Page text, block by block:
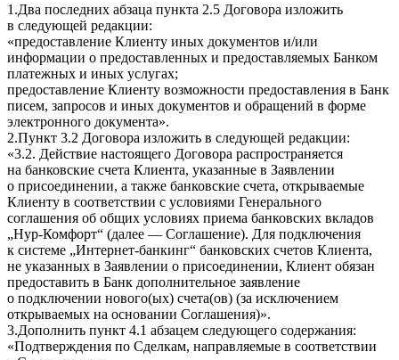
1.Два последних абзаца пункта 2.5 Договора изложить
в следующей редакции:
«предоставление Клиенту иных документов и/или
информации о предоставленных и предоставляемых Банком
платежных и иных услугах;
предоставление Клиенту возможности предоставления в Банк
писем, запросов и иных документов и обращений в форме
электронного документа».
2.Пункт 3.2 Договора изложить в следующей редакции:
«3.2. Действие настоящего Договора распространяется
на банковские счета Клиента, указанные в Заявлении
о присоединении, а также банковские счета, открываемые
Клиенту в соответствии с условиями Генерального
соглашения об общих условиях приема банковских вкладов
„Нур-Комфорт“ (далее — Соглашение). Для подключения
к системе „Интернет-банкинг“ банковских счетов Клиента,
не указанных в Заявлении о присоединении, Клиент обязан
предоставить в Банк дополнительное заявление
о подключении нового(ых) счета(ов) (за исключением
открываемых на основании Соглашения)».
3.Дополнить пункт 4.1 абзацем следующего содержания:
«Подтверждения по Сделкам, направляемые в соответствии